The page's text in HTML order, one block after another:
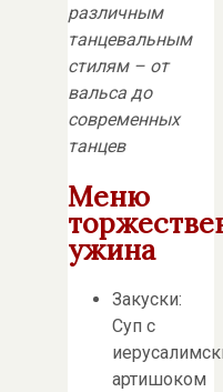
различным
танцевальным
стилям – от
вальса до
современных
танцев
Меню
ужина
Закуски:
Суп с
артишоком